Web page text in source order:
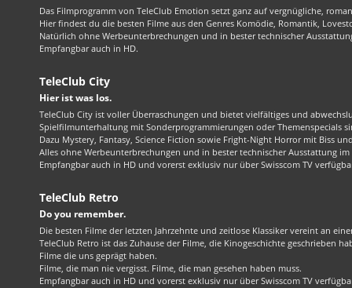
Das Filmprogramm von TeleClub Emotion setzt ganz auf vergnügliche,
Hier findest du die besten Filme aus den Genres Komödie, Romantik,
Natürlich ohne Werbeunterbrechungen und in bester technischer
Empfangbar auch in HD.
TeleClub City
Hier ist was los.
TeleClub City ist voller Überraschungen und bietet vielfältiges und
Spielfilmunterhaltung mit Sonderprogrammierungen oder Themenspecials
Dazu Mystery, Fantasy, Science Fiction sowie Fright-Night Horror mit Biss
Alles ohne Werbeunterbrechungen und in bester technischer Ausstattung
Empfangbar auch in HD und vorerst exklusiv nur über Swisscom TV
TeleClub Retro
Do you remember.
Die besten Filme der letzten Jahrzehnte und zeitlose Klassiker vereint an
TeleClub Retro ist das Zuhause der Filme, die Kinogeschichte geschrieben
Filme die uns geprägt haben.
Filme, die man nie vergisst. Filme, die man gesehen haben muss.
Empfangbar auch in HD und vorerst exklusiv nur über Swisscom TV